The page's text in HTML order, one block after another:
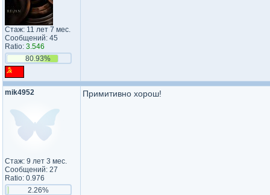
Стаж: 11 лет 7 мес.
Сообщений: 45
Ratio: 3.546
80.93%
mik4952
Стаж: 9 лет 3 мес.
Сообщений: 27
Ratio: 0.976
2.26%
Примитивно хорош!